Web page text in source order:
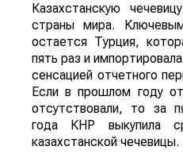
Казахстанскую
страны мира.
остается Турция,
пять раз и
сенсацией отчетного
Если в прошлом году
отсутствовали, то за
года КНР выкупила
казахстанской чечевицы.